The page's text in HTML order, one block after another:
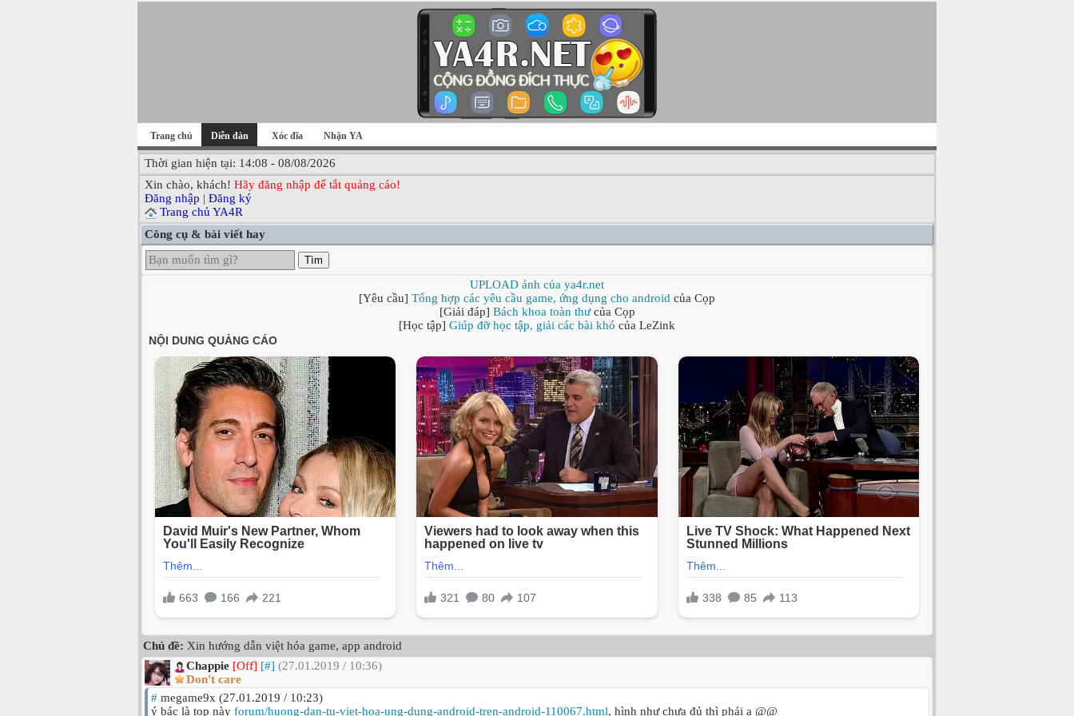
Trang chủ Diễn đàn Xóc đĩa Nhận YA
Thời gian hiện tại: 14:08 - 08/08/2026
Xin chào, khách! Hãy đăng nhập để tắt quảng cáo!
Đăng nhập | Đăng ký
Trang chủ YA4R
Công cụ & bài viết hay
Tìm
UPLOAD ảnh của ya4r.net
[Yêu cầu] Tổng hợp các yêu cầu game, ứng dụng cho android của Cọp
[Giải đáp] Bách khoa toàn thưcủa Cọp
[Học tập] Giúp đỡ học tập, giải các bài khó của LeZink
Chủ đề: Xin hướng dẫn việt hóa game, app android
Chappie [Off] [#] (27.01.2019 / 10:36)
Don't care
# megame9x (27.01.2019 / 10:23)
ý bác là top này forum/huong-dan-tu-viet-hoa-ung-dung-android-tren-android-110067.html, hình như chưa đủ thì phải ạ @@